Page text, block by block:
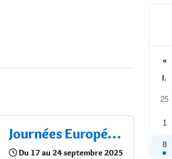
Journées Européennes du Patrimoine : Semaine Européenne de la Mobilité
Du 17 au 24 septembre 2025
«
l.
25
1
8